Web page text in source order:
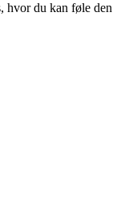
hvor du kan føle den